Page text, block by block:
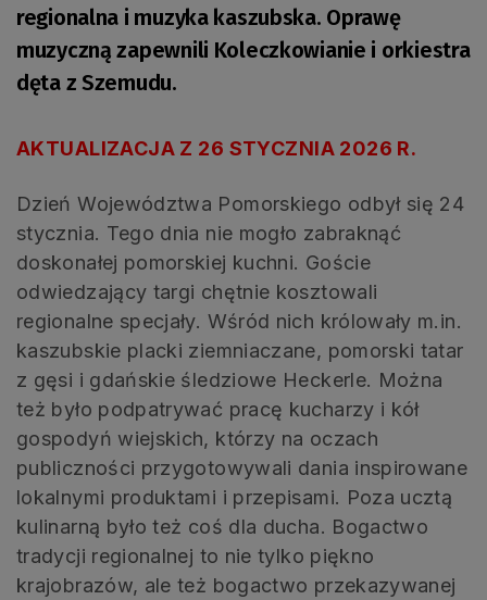
regionalna i muzyka kaszubska. Oprawę
muzyczną zapewnili Koleczkowianie i orkiestra
dęta z Szemudu.
AKTUALIZACJA Z 26 STYCZNIA 2026 R.
Dzień Województwa Pomorskiego odbył się 24
stycznia. Tego dnia nie mogło zabraknąć
doskonałej pomorskiej kuchni. Goście
odwiedzający targi chętnie kosztowali
regionalne specjały. Wśród nich królowały m.in.
kaszubskie placki ziemniaczane, pomorski tatar
z gęsi i gdańskie śledziowe Heckerle. Można
też było podpatrywać pracę kucharzy i kół
gospodyń wiejskich, którzy na oczach
publiczności przygotowywali dania inspirowane
lokalnymi produktami i przepisami. Poza ucztą
kulinarną było też coś dla ducha. Bogactwo
tradycji regionalnej to nie tylko piękno
krajobrazów, ale też bogactwo przekazywanej